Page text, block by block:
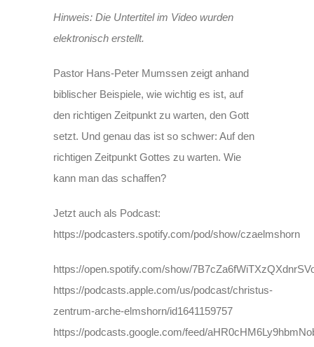
Hinweis: Die Untertitel im Video wurden
elektronisch erstellt.
Pastor Hans-Peter Mumssen zeigt anhand
biblischer Beispiele, wie wichtig es ist, auf
den richtigen Zeitpunkt zu warten, den Gott
setzt. Und genau das ist so schwer: Auf den
richtigen Zeitpunkt Gottes zu warten. Wie
kann man das schaffen?
Jetzt auch als Podcast:
https://podcasters.spotify.com/pod/show/czaelmshorn
https://open.spotify.com/show/
https://podcasts.apple.com/us/podcast/christus-
zentrum-arche-elmshorn/id1641159757
https://podcasts.google.com/feed/